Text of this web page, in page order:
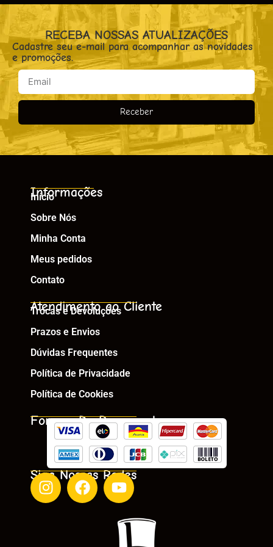
RECEBA NOSSAS ATUALIZAÇÕES
Cadastre seu e-mail para acompanhar as novidades
e promoções.
Receber
Informações
Início
Sobre Nós
Minha Conta
Meus pedidos
Contato
Atendimento ao Cliente
Trocas e Devoluções
Prazos e Envios
Dúvidas Frequentes
Política de Privacidade
Política de Cookies
Formas De Pagamento
Siga Nossas Redes